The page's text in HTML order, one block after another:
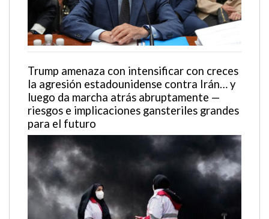
Trump amenaza con intensificar con creces
la agresión estadounidense contra Irán… y
luego da marcha atrás abruptamente —
riesgos e implicaciones gansteriles grandes
para el futuro